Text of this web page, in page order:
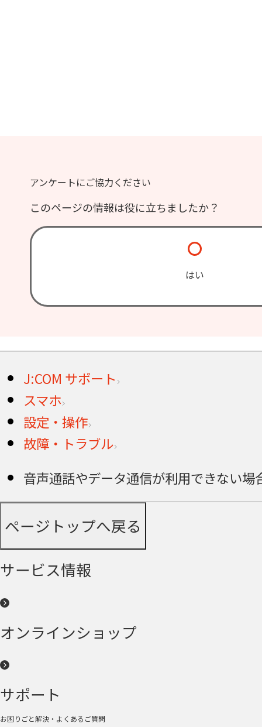
アンケートにご協力ください
このページの情報は役に立ちましたか？
はい
J:COM サポート
スマホ
設定・操作
故障・トラブル
音声通話やデータ通信が利用できない場
ページトップへ戻る
サービス情報
オンラインショップ
サポート
お困りごと解決・よくあるご質問